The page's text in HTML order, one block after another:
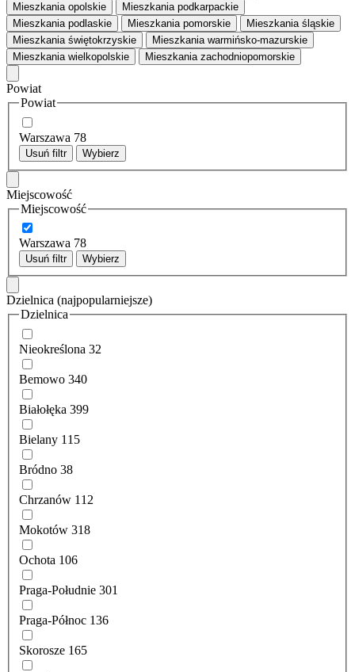
Mieszkania opolskie
Mieszkania podkarpackie
Mieszkania podlaskie
Mieszkania pomorskie
Mieszkania śląskie
Mieszkania świętokrzyskie
Mieszkania warmińsko-mazurskie
Mieszkania wielkopolskie
Mieszkania zachodniopomorskie
Powiat
Powiat
Warszawa 78
Usuń filtr Wybierz
Miejscowość
Miejscowość
Warszawa 78
Usuń filtr Wybierz
Dzielnica (najpopularniejsze)
Dzielnica
Nieokreślona 32
Bemowo 340
Białołęka 399
Bielany 115
Bródno 38
Chrzanów 112
Mokotów 318
Ochota 106
Praga-Południe 301
Praga-Północ 136
Skorosze 165